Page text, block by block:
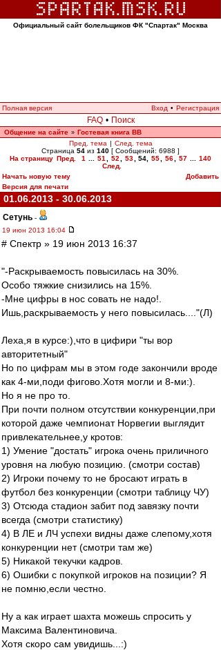
Официальный сайт болельщиков ФК "Спартак" Москва
Полная версия Вход • Регистрация
FAQ • Поиск
Общение на сайте » Гостевая книга ВВ
Пред. тема | След. тема
Страница 54 из 140 [ Сообщений: 6988 ]
На страницу Пред. 1 51 52 53 54 55 56 57
140
След.
Начать новую тему
Добавить
Версия для печати
01.06.2013 - 30.06.2013
Сетунь -
19 июн 2013 16:04
# Спектр » 19 июн 2013 16:37
"-Раскрываемость повысилась на 30%.
Особо тяжкие снизились на 15%.
-Мне цифры в нос совать не надо!.
Ишь,раскрываемость у него повысилась...."(Л)
Леха,я в курсе:),что в цифири "ты вор
авторитетный"
Но по цифрам мы в этом годе закончили вроде
как 4-ми,поди фигово.Хотя могли и 8-ми:).
Но я не про то.
При почти полном отсутствии конкуренции,при
которой даже чемпионат Норвегии выглядит
привлекательнее,у кротов:
1) Умение "достать" игрока очень приличного
уровня на любую позицию. (смотри состав)
2) Игроки почему то не бросают играть в
футбол без конкуренции (смотри таблицу ЧУ)
3) Отсюда стадион забит под завязку почти
всегда (смотри статистику)
4) В ЛЕ и ЛЧ успехи видны даже слепому,хотя
конкуренции нет (смотри там же)
5) Никакой текучки кадров.
6) Ошибки с покупкой игроков на позиции? Я
не помню,если честно.
Ну а как играет шахта можешь спросить у
Максима Валентиновича.
Хотя скоро сам увидишь...:)